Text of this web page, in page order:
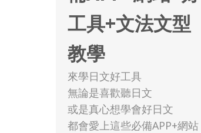
工具+文法文型
教學
來學日文好工具
無論是喜歡聽日文
或是真心想學會好日文
都會愛上這些必備APP+網站